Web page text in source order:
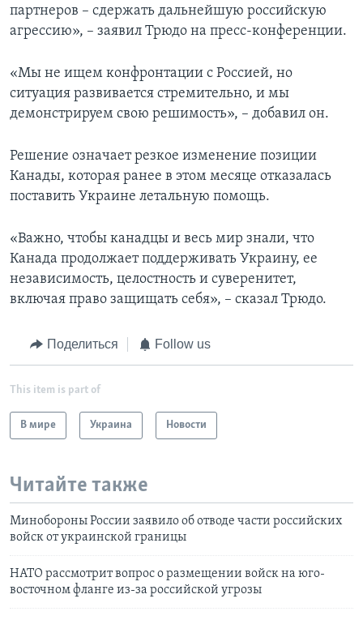
партнеров – сдержать дальнейшую российскую
агрессию», – заявил Трюдо на пресс-конференции.
«Мы не ищем конфронтации с Россией, но
ситуация развивается стремительно, и мы
демонстрируем свою решимость», – добавил он.
Решение означает резкое изменение позиции
Канады, которая ранее в этом месяце отказалась
поставить Украине летальную помощь.
«Важно, чтобы канадцы и весь мир знали, что
Канада продолжает поддерживать Украину, ее
независимость, целостность и суверенитет,
включая право защищать себя», – сказал Трюдо.
Поделиться Follow us
This item is part of
В мире Украина Новости
Читайте также
Минобороны России заявило об отводе части российских
войск от украинской границы
НАТО рассмотрит вопрос о размещении войск на юго-
восточном фланге из-за российской угрозы